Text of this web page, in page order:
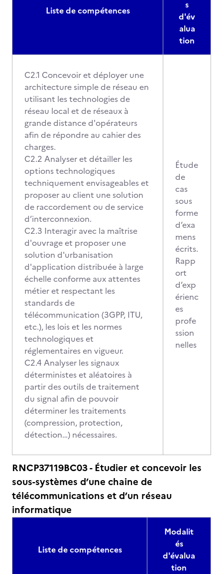
Liste de compétences
s
d'év
alua
tion
C2.1 Concevoir et déployer une
architecture simple de réseau en
utilisant les technologies de
réseau local et de réseaux à
grande distance d'opérateurs
afin de répondre au cahier des
charges.
C2.2 Analyser et détailler les
options technologiques
techniquement envisageables et
proposer au client une solution
de raccordement ou de service
d’interconnexion.
C2.3 Interagir avec la maîtrise
d'ouvrage et proposer une
solution d'urbanisation
d'application distribuée à large
échelle conforme aux attentes
métier et respectant les
standards de
télécommunication (3GPP, ITU,
etc.), les lois et les normes
technologiques et
réglementaires en vigueur.
C2.4 Analyser les signaux
déterministes et aléatoires à
partir des outils de traitement
du signal afin de pouvoir
déterminer les traitements
(compression, protection,
détection…) nécessaires.
Étude
de
cas
sous
forme
d’exa
mens
écrits.
Rapp
ort
d’exp
érienc
es
profe
ssion
nelles
RNCP37119BC03 - Étudier et concevoir les
sous-systèmes d’une chaine de
télécommunications et d’un réseau
informatique
Liste de compétences
Modalit
és
d'évalua
tion